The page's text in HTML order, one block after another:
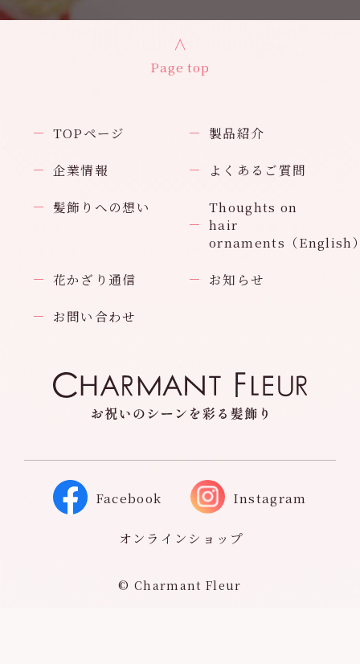
Page top
TOPページ 製品紹介
企業情報 よくあるご質問
髪飾りへの想い
Thoughts on
hair
ornaments（English
花かざり通信 お知らせ
お問い合わせ
Facebook Instagram
オンラインショップ
© Charmant Fleur